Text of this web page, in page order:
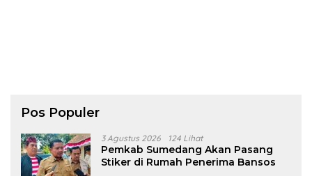
Pos Populer
3 Agustus 2026 124 Lihat
Pemkab Sumedang Akan Pasang
Stiker di Rumah Penerima Bansos